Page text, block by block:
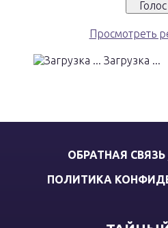
Просмотреть
Загрузка ...
ОБРАТНАЯ
ПОЛИТИКА